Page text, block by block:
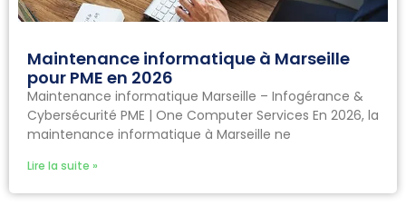
Maintenance informatique à Marseille
pour PME en 2026
Maintenance informatique Marseille – Infogérance &
Cybersécurité PME | One Computer Services En 2026, la
maintenance informatique à Marseille ne
Lire la suite »